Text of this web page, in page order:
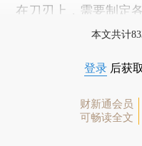
在刀刃上，需要制定
本文共计
登录 后获
财新通会员
可畅读全文